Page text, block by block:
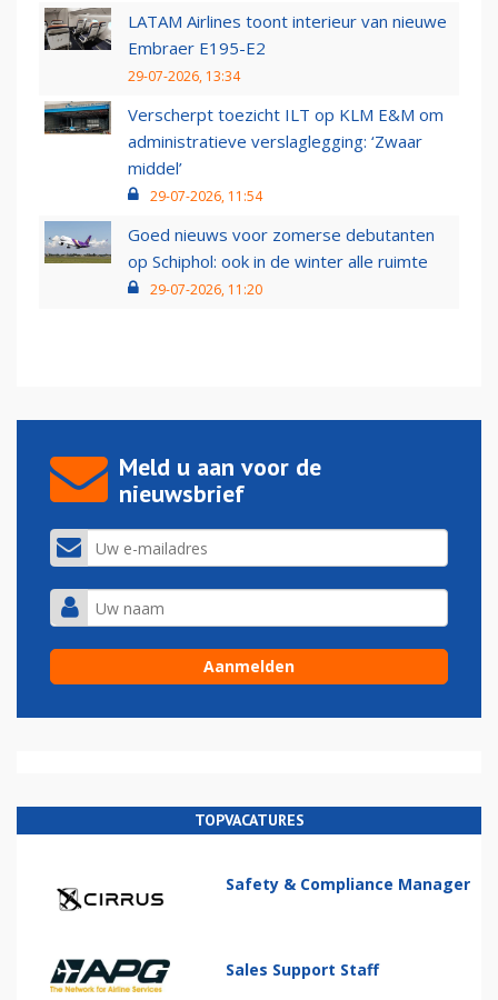
LATAM Airlines toont interieur van nieuwe
Embraer E195-E2
29-07-2026, 13:34
Verscherpt toezicht ILT op KLM E&M om
administratieve verslaglegging: ‘Zwaar
middel’
29-07-2026, 11:54
Goed nieuws voor zomerse debutanten
op Schiphol: ook in de winter alle ruimte
29-07-2026, 11:20
Meld u aan voor de
nieuwsbrief
TOPVACATURES
Safety & Compliance Manager
Sales Support Staff